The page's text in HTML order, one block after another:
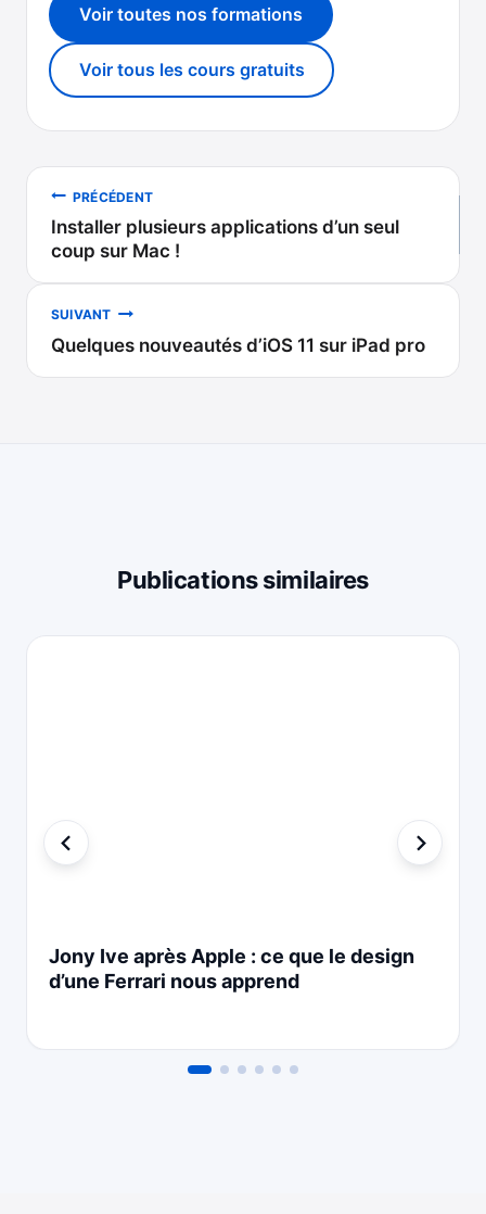
Voir toutes nos formations
Voir tous les cours gratuits
Navigation
de
l’article
PRÉCÉDENT
Installer plusieurs applications d’un seul
coup sur Mac !
SUIVANT
Quelques nouveautés d’iOS 11 sur iPad pro
Publications similaires
Jony Ive après Apple : ce que le design
d’une Ferrari nous apprend